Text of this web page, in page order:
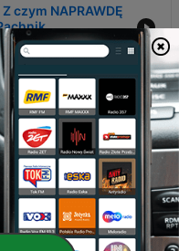
czym NAPRAWDĘ
Dlaczego nikt
Pogoda
latami, na co
na